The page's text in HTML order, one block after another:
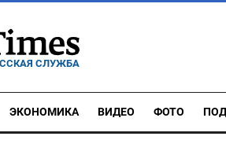
СЛУЖБА
ЭКОНОМИКА ВИДЕО ФОТО